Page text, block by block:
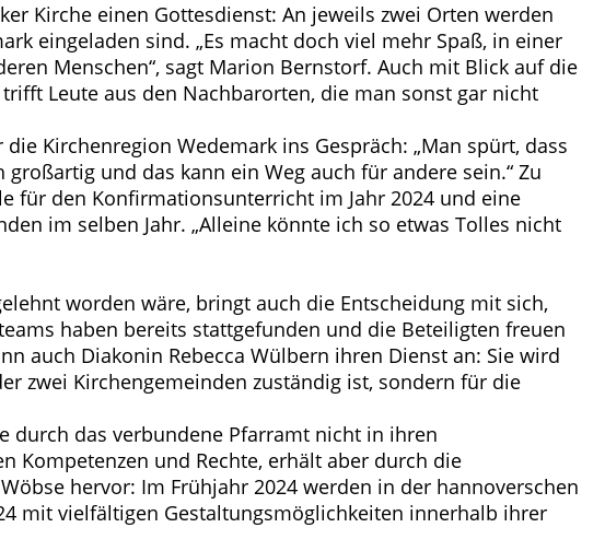
Kirche einen Gottesdienst: An jeweils zwei Orten werden
eingeladen sind. „Es macht doch viel mehr Spaß, in einer
Menschen“, sagt Marion Bernstorf. Auch mit Blick auf die
Leute aus den Nachbarorten, die man sonst gar nicht
Kirchenregion Wedemark ins Gespräch: „Man spürt, dass
und das kann ein Weg auch für andere sein.“ Zu
für den Konfirmationsunterricht im Jahr 2024 und eine
im selben Jahr. „Alleine könnte ich so etwas Tolles nicht
worden wäre, bringt auch die Entscheidung mit sich,
haben bereits stattgefunden und die Beteiligten freuen
auch Diakonin Rebecca Wülbern ihren Dienst an: Sie wird
zwei Kirchengemeinden zuständig ist, sondern für die
durch das verbundene Pfarramt nicht in ihren
Kompetenzen und Rechte, erhält aber durch die
hervor: Im Frühjahr 2024 werden in der hannoverschen
mit vielfältigen Gestaltungsmöglichkeiten innerhalb ihrer